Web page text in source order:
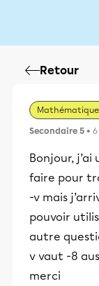
Retour
Secondaire 5 •
Bonjour,
faire pour
-v mais
pouvoir
autre
v vaut -8
merci